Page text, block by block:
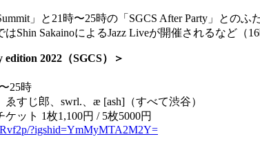
」と21時〜25時の「SGCS After Party」と
Shin SakainoによるJazz Liveが開催されるなど（
2022（SGCS）＞
25時
ゑすじ郎、swrl.、æ [ash]（すべて渋谷）
ット 1枚1,100円 / 5枚5000円
?igshid=YmMyMTA2M2Y=